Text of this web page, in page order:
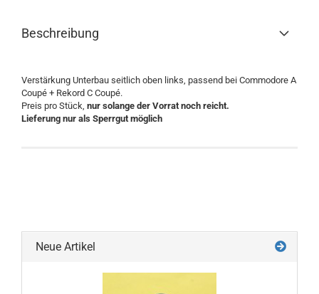
Beschreibung
Verstärkung Unterbau seitlich oben links, passend bei Commodore A
Coupé + Rekord C Coupé.
Preis pro Stück, nur solange der Vorrat noch reicht.
Lieferung nur als Sperrgut möglich
Neue Artikel